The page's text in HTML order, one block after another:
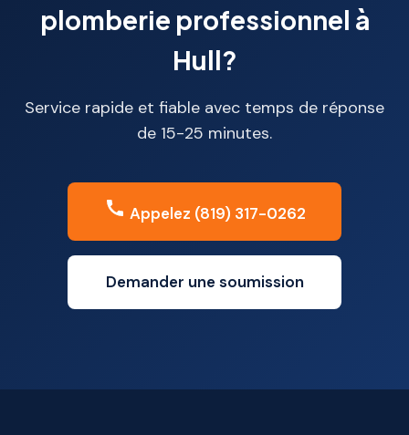
plomberie professionnel à
Hull?
Service rapide et fiable avec temps de réponse
de 15-25 minutes.
Appelez (819) 317-0262
Demander une soumission